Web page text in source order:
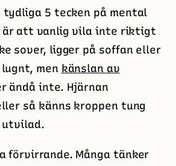
5 tecken på mental
är att vanlig vila inte riktigt
sover, ligger på soffan eller
men känslan av
ändå inte. Hjärnan
så känns kroppen tung
utvilad.
förvirrande. Många tänker